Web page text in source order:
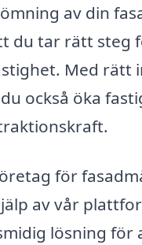
av din
du tar rätt steg
Med rätt
också öka
för
av vår
lösning för